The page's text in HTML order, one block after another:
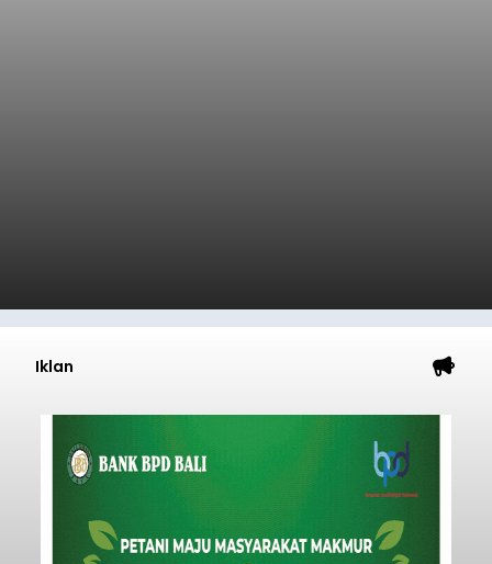
Iklan